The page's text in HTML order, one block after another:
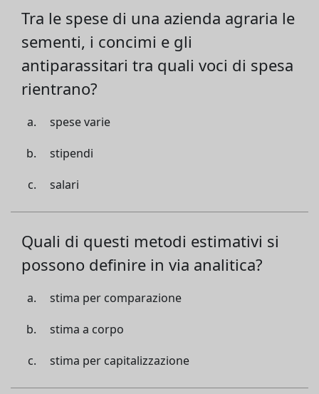
Tra le spese di una azienda agraria le
sementi, i concimi e gli
antiparassitari tra quali voci di spesa
rientrano?
spese varie
stipendi
salari
Quali di questi metodi estimativi si
possono definire in via analitica?
stima per comparazione
stima a corpo
stima per capitalizzazione